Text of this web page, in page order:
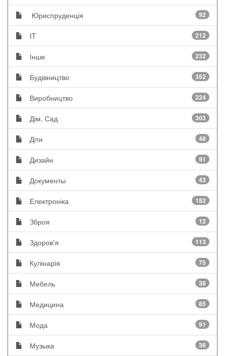
Юриспруденція 92
IT 212
Інше 232
Будівництво 352
Виробництво 224
Дім, Сад 303
Діти 48
Дизайн 91
Документы 43
Електроніка 182
Зброя 12
Здоров'я 113
Кулінарія 75
Мебель 38
Медицина 85
Мода 91
Музыка 36